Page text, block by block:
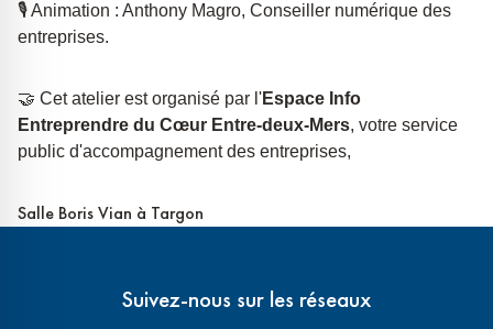
🎙️Animation : Anthony Magro, Conseiller numérique des
entreprises.
🤝 Cet atelier est organisé par l'Espace Info
Entreprendre du Cœur Entre-deux-Mers, votre service
public d'accompagnement des entreprises,
Salle Boris Vian à Targon
Suivez-nous sur les réseaux